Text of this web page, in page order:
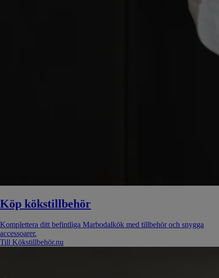
Köp kökstillbehör
Komplettera ditt befintliga Marbodalkök med tillbehör och snygga
accessoarer.
Till Kökstillbehör.nu